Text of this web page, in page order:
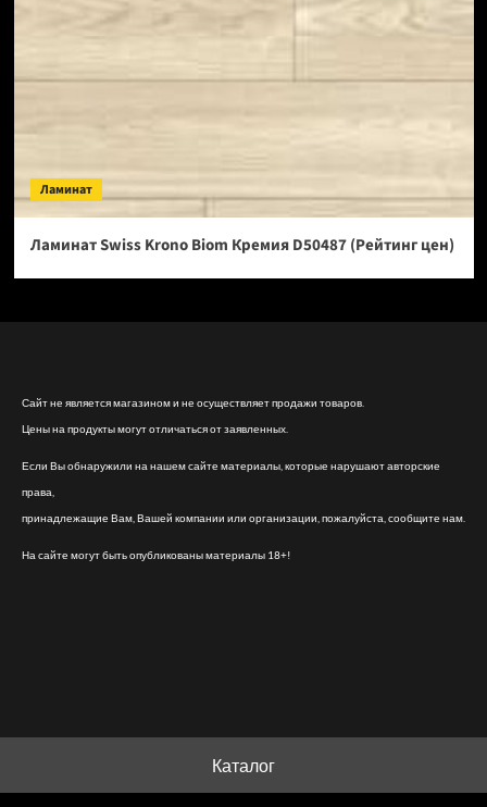
Ламинат
Ламинат Swiss Krono Biom Кремия D50487 (Рейтинг цен)
Сайт не является магазином и не осуществляет продажи товаров.
Цены на продукты могут отличаться от заявленных.
Если Вы обнаружили на нашем сайте материалы, которые нарушают авторские
права,
принадлежащие Вам, Вашей компании или организации, пожалуйста, сообщите нам.
На сайте могут быть опубликованы материалы 18+!
Каталог